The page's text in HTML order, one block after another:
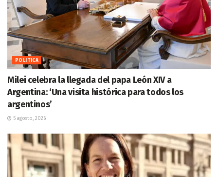
POLITICA
Milei celebra la llegada del papa León XIV a
Argentina: ‘Una visita histórica para todos los
argentinos’
5 agosto, 2026